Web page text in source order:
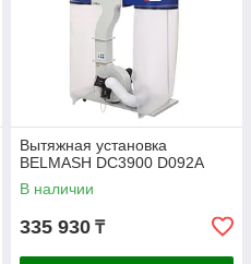
Вытяжная установка
BELMASH DC3900 D092A
В наличии
335 930 ₸